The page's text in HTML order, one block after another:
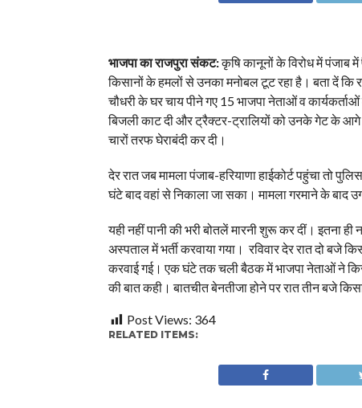
भाजपा का राजपुरा संकट:कृषि कानूनों के विरोध में पंजाब में
किसानों के हमलों से उनका मनोबल टूट रहा है। बता दें कि
चौधरी के घर चाय पीने गए 15 भाजपा नेताओं व
बिजली काट दी और ट्रैक्टर-ट्रालियों को उनके गेट के आगे
चारों तरफ घेराबंदी कर दी।
देर रात जब मामला पंजाब-हरियाणा हाईकोर्ट पहुंचा
घंटे बाद वहां से निकाला जा सका। मामला गरमाने के बाद
यही नहीं पानी की भरी बोतलें मारनी शुरू कर दीं। इतना
अस्पताल में भर्ती करवाया गया। रविवार देर रात दो
करवाई गई। एक घंटे तक चली बैठक में भाजपा नेताओं ने
की बात कही। बातचीत बेनतीजा होने पर रात तीन बजे
Post Views: 364
RELATED ITEMS: